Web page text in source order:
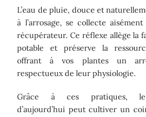
L’eau de pluie, douce et
à l’arrosage, se collecte
récupérateur. Ce réflexe allège la
potable et préserve la
offrant à vos plantes un
respectueux de leur physiologie.
Grâce à ces pratiques,
d’aujourd’hui peut cultiver un